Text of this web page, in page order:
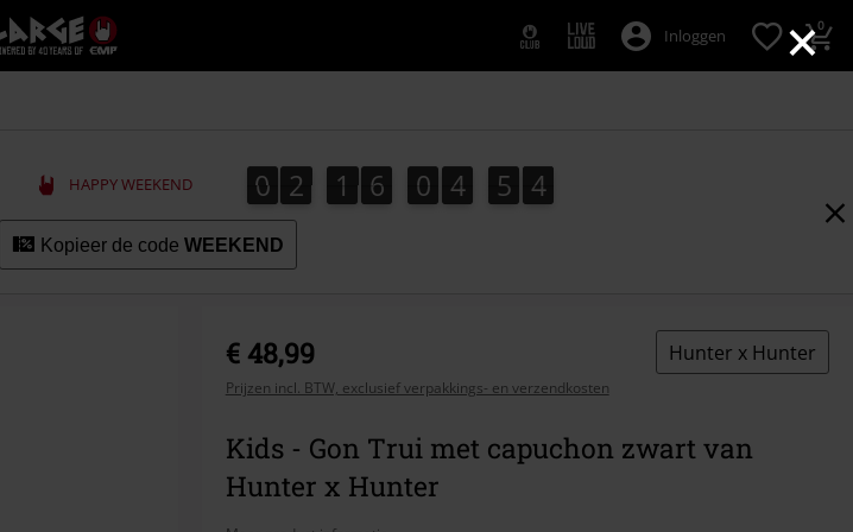
×
Large
–
Muziek-,
+
kleding
Inloggen 0
HAPPY WEEKEND 0
0 2
2 1
1 6
6 0
0 4
4 5
5 2
3
2
4
3
Kopieer de code WEEKEND
€ 48,99
Prijzen incl. BTW, exclusief verpakkings- en verzendkosten
Hunter x Hunter
Kids - Gon Trui met capuchon zwart van
Hunter x Hunter